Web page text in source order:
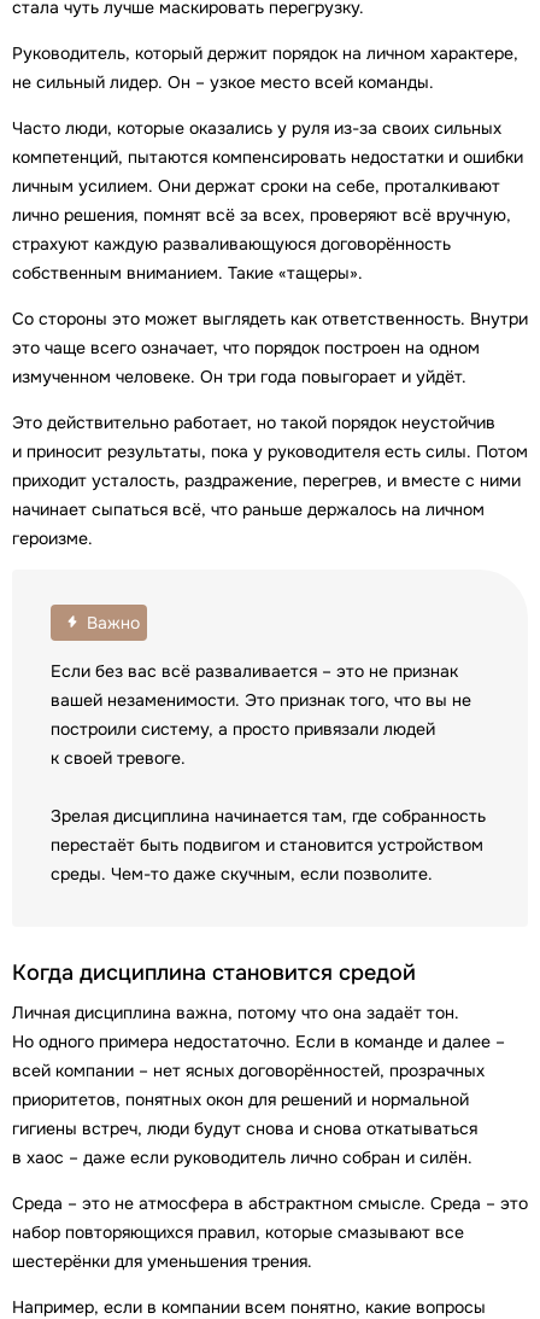
стала чуть лучше маскировать перегрузку.
Руководитель, который держит порядок на личном характере,
не сильный лидер. Он – узкое место всей команды.
Часто люди, которые оказались у руля из-за своих сильных
компетенций, пытаются компенсировать недостатки и ошибки
личным усилием. Они держат сроки на себе, проталкивают
лично решения, помнят всё за всех, проверяют всё вручную,
страхуют каждую разваливающуюся договорённость
собственным вниманием. Такие «тащеры».
Со стороны это может выглядеть как ответственность. Внутри
это чаще всего означает, что порядок построен на одном
измученном человеке. Он три года повыгорает и уйдёт.
Это действительно работает, но такой порядок неустойчив
и приносит результаты, пока у руководителя есть силы. Потом
приходит усталость, раздражение, перегрев, и вместе с ними
начинает сыпаться всё, что раньше держалось на личном
героизме.
Важно
Если без вас всё разваливается – это не признак
вашей незаменимости. Это признак того, что вы не
построили систему, а просто привязали людей
к своей тревоге.
Зрелая дисциплина начинается там, где собранность
перестаёт быть подвигом и становится устройством
среды. Чем-то даже скучным, если позволите.
Когда дисциплина становится средой
Личная дисциплина важна, потому что она задаёт тон.
Но одного примера недостаточно. Если в команде и далее –
всей компании – нет ясных договорённостей, прозрачных
приоритетов, понятных окон для решений и нормальной
гигиены встреч, люди будут снова и снова откатываться
в хаос – даже если руководитель лично собран и силён.
Среда – это не атмосфера в абстрактном смысле. Среда – это
набор повторяющихся правил, которые смазывают все
шестерёнки для уменьшения трения.
Например, если в компании всем понятно, какие вопросы